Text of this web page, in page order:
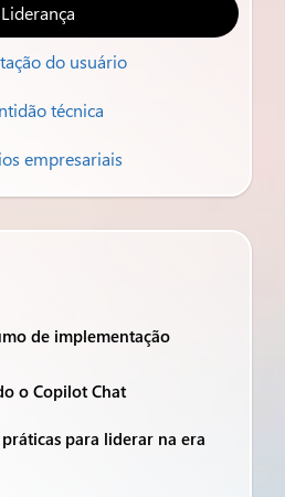
Liderança
do usuário
técnica
empresariais
de implementação
o Copilot Chat
para liderar na era